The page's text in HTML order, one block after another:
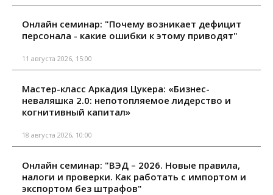
Онлайн семинар: "Почему возникает дефицит
персонала - какие ошибки к этому приводят"
11 августа 2026, 15:00
Мастер-класс Аркадия Цукера: «Бизнес-
неваляшка 2.0: непотопляемое лидерство и
когнитивный капитал»
18 августа 2026, 10:00
Онлайн семинар: "ВЭД – 2026. Новые правила,
налоги и проверки. Как работать с импортом и
экспортом без штрафов"